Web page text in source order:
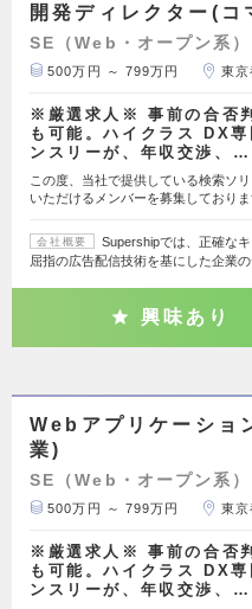
開発ディレクター(
SE（Web・オープン系）
500万円 ～ 799万円 東京
※厳選求人※ 事前の合否
も可能。ハイクラス DX専
ンスリーが、年収交渉、…
この度、当社で提供している検索ソ
いただけるメンバーを募集しており
会社概要
Supershipでは、正確な
屈指の広告配信技術を基にした企業
興味あり
Webアプリケーショ
業)
SE（Web・オープン系）
500万円 ～ 799万円 東京
※厳選求人※ 事前の合否
も可能。ハイクラス DX専
ンスリーが、年収交渉、…